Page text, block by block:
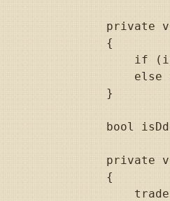
private
        {
if
else
        }
bool
private
        {